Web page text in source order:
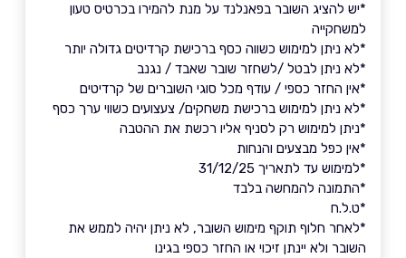
*יש להציג השובר בפאנלנד על מנת להמירו בכרטיס טעון
למשחקייה
*לא ניתן למימוש כשווה כסף ברכישת קרדיטים גדולה יותר
*לא ניתן לבטל /לשחזר שובר שאבד / נגנב
*אין החזר כספי / עודף מכל סוגי השוברים של קרדיטים
*לא ניתן למימוש ברכישת משחקים/ צעצועים כשווי ערך כסף
*ניתן למימוש רק לסניף אליו רכשת את ההטבה
*אין כפל מבצעים והנחות
*למימוש עד לתאריך 31/12/25
*התמונה להמחשה בלבד
*ט.ל.ח
*לאחר חלוף תוקף מימוש השובר, לא ניתן יהיה לממש את
השובר ולא יינתן זיכוי או החזר כספי בגינו